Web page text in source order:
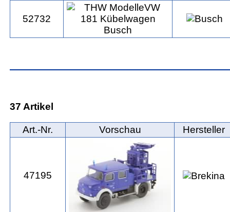
52732
37 Artikel
Art.‑Nr. Vorschau Hersteller
47195